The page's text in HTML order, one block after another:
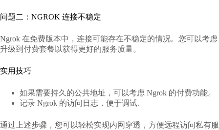
问题二：NGROK 连接不稳定
Ngrok 在免费版本中，连接可能存在不稳定的情况。您可以考虑
升级到付费套餐以获得更好的服务质量。
实用技巧
如果需要持久的公共地址，可以考虑 Ngrok 的付费功能。
记录 Ngrok 的访问日志，便于调试.
通过上述步骤，您可以轻松实现内网穿透，方便远程访问私有服